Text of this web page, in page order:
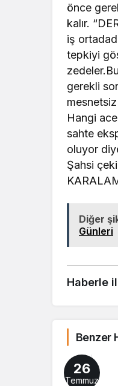
önce
kalır.
iş
tepkiyi
gerekli
Hangi
sahte
oluyor
Şahsi
Diğer
Günleri
Haberle
Benzer
26
Temmuz